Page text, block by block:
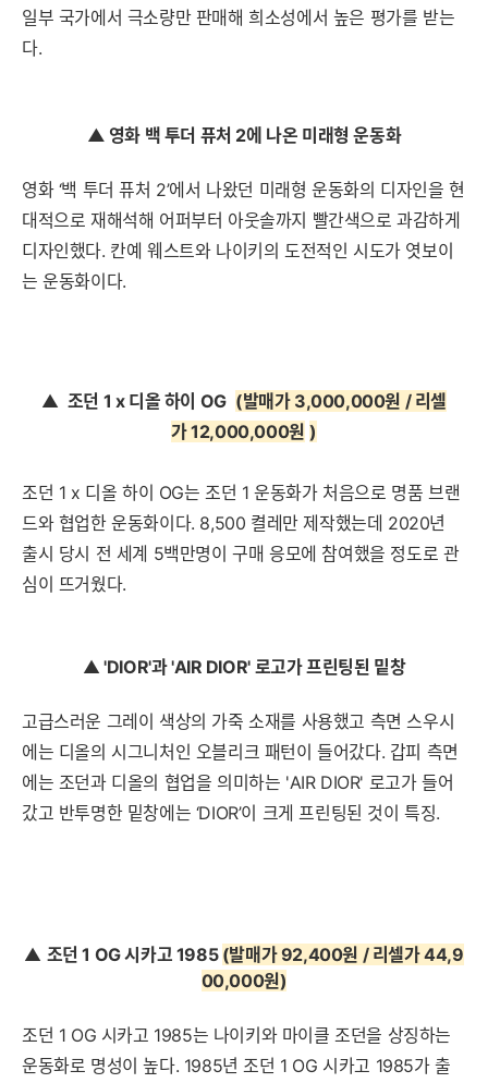
일부 국가에서 극소량만 판매해 희소성에서 높은 평가를 받는
다.
▲ 영화 백 투더 퓨처 2에 나온 미래형 운동화
영화 ‘백 투더 퓨처 2’에서 나왔던 미래형 운동화의 디자인을 현
대적으로 재해석해 어퍼부터 아웃솔까지 빨간색으로 과감하게
디자인했다. 칸예 웨스트와 나이키의 도전적인 시도가 엿보이
는 운동화이다.
▲ 조던 1 x 디올 하이 OG (발매가 3,000,000원 / 리셀
가 12,000,000원 )
조던 1 x 디올 하이 OG는 조던 1 운동화가 처음으로 명품 브랜
드와 협업한 운동화이다. 8,500 켤레만 제작했는데 2020년
출시 당시 전 세계 5백만명이 구매 응모에 참여했을 정도로 관
심이 뜨거웠다.
▲ 'DIOR'과 'AIR DIOR' 로고가 프린팅된 밑창
고급스러운 그레이 색상의 가죽 소재를 사용했고 측면 스우시
에는 디올의 시그니처인 오블리크 패턴이 들어갔다. 갑피 측면
에는 조던과 디올의 협업을 의미하는 'AIR DIOR' 로고가 들어
갔고 반투명한 밑창에는 ‘DIOR’이 크게 프린팅된 것이 특징.
▲ 조던 1 OG 시카고 1985 (발매가 92,400원 / 리셀가 44,9
00,000원)
조던 1 OG 시카고 1985는 나이키와 마이클 조던을 상징하는
운동화로 명성이높다. 1985년 조던 1 OG 시카고 1985가 출